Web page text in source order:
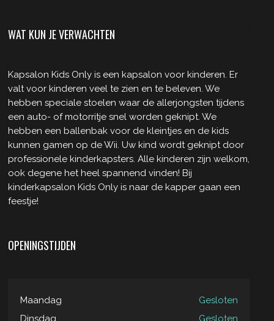
WAT KUN JE VERWACHTEN
Kapsalon Kids Only is een kapsalon voor kinderen. Er
valt voor kinderen veel te zien en te beleven. We
hebben speciale stoelen waar de allerjongsten tijdens
een auto- of motorritje snel worden geknipt. We
hebben een ballenbak voor de kleintjes en de kids
kunnen gamen op de Wii. Uw kind wordt geknipt door
professionele kinderkapsters. Alle kinderen zijn welkom,
ook degene het heel spannend vinden! Bij
kinderkapsalon Kids Only is naar de kapper gaan een
feestje!
OPENINGSTIJDEN
Maandag
Gesloten
Dinsdag
Gesloten